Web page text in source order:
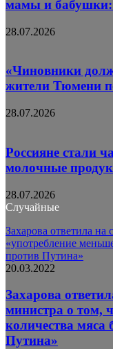
мамы и бабушки:
28.07.2026
«Чиновники
жители Тюмени
28.07.2026
Россияне стали
молочные
28.07.2026
Случайные
Захарова ответила на
«употребление
против Путина»
20.03.2022
Захарова
министра о том,
количества
Путина»